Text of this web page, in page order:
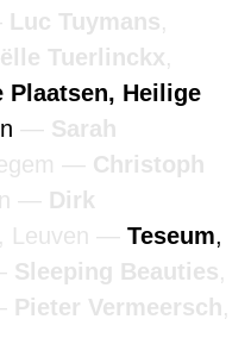
Luc Tuymans,
Tuerlinckx,
Plaatsen, Heilige
Sarah
Christoph
Dirk
Leuven Teseum,
Sleeping Beauties,
Pieter Vermeersch,